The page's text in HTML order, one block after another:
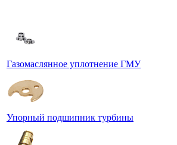
Газомаслянное уплотнение ГМУ
Упорный подшипник турбины